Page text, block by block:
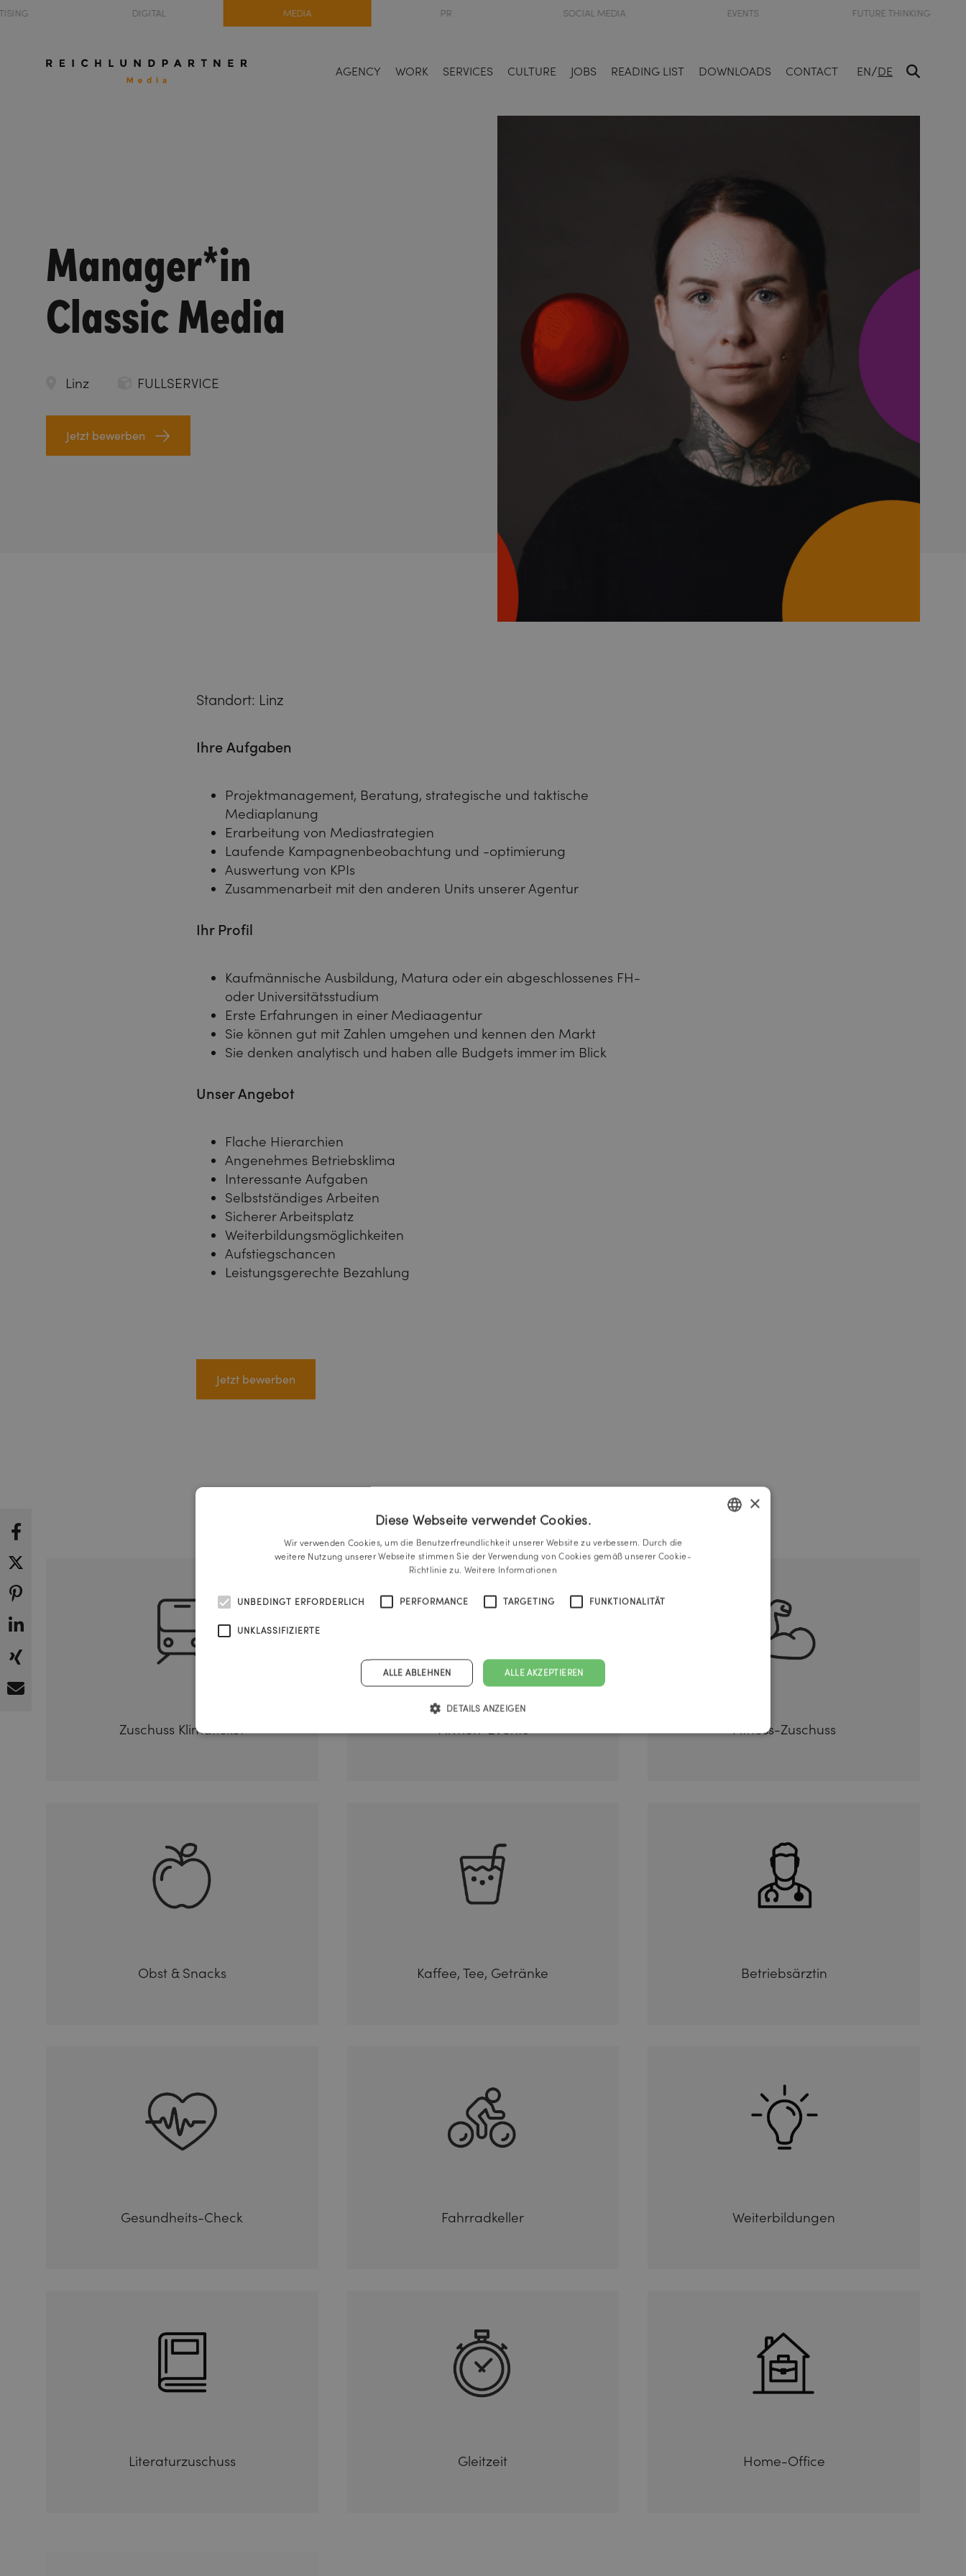
DIGITAL MEDIA PR SOCIAL MEDIA EVENTS FUTURE THINKING
AGENCY WORK SERVICES CULTURE JOBS READING LIST DOWNLOADS CONTACT EN/DE
Manager*in
Classic Media
Linz FULLSERVICE
Jetzt bewerben
Standort: Linz
Ihre Aufgaben
Projektmanagement, Beratung, strategische und taktische
Mediaplanung
Erarbeitung von Mediastrategien
Laufende Kampagnenbeobachtung und -optimierung
Auswertung von KPIs
Zusammenarbeit mit den anderen Units unserer Agentur
Ihr Profil
Kaufmännische Ausbildung, Matura oder ein abgeschlossenes FH-
oder Universitätsstudium
Erste Erfahrungen in einer Mediaagentur
Sie können gut mit Zahlen umgehen und kennen den Markt
Sie denken analytisch und haben alle Budgets immer im Blick
Unser Angebot
Flache Hierarchien
Angenehmes Betriebsklima
Interessante Aufgaben
Selbstständiges Arbeiten
Sicherer Arbeitsplatz
Weiterbildungsmöglichkeiten
Aufstiegschancen
Leistungsgerechte Bezahlung
Jetzt bewerben
Zuschuss Klimaticket Firmen-Events Fitness-Zuschuss
Obst & Snacks Kaffee, Tee, Getränke Betriebsärztin
Gesundheits-Check Fahrradkeller Weiterbildungen
Literaturzuschuss Gleitzeit Home-Office
×
Diese Webseite verwendet Cookies.
Wir verwenden Cookies, um die Benutzerfreundlichkeit unserer Website zu verbessern. Durch die
weitere Nutzung unserer Webseite stimmen Sie der Verwendung von Cookies gemäß unserer Cookie-
Richtlinie zu. Weitere Informationen
UNBEDINGT ERFORDERLICH PERFORMANCE TARGETING FUNKTIONALITÄT
UNKLASSIFIZIERTE
ALLE AKZEPTIEREN
ALLE ABLEHNEN
DETAILS ANZEIGEN